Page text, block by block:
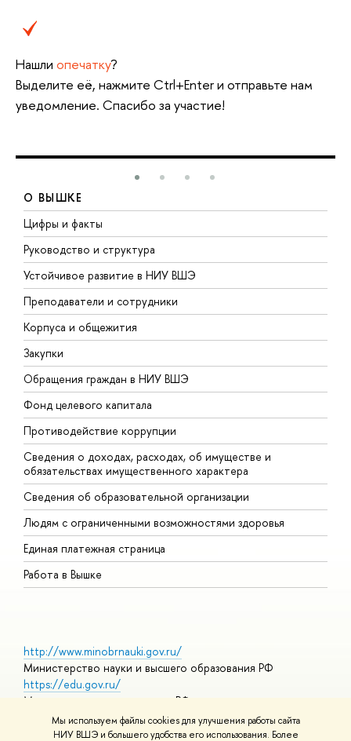
Мы используем файлы cookies для улучшения работы сайта
НИУ ВШЭ и большего удобства его использования. Более
Нашли опечатку?
Выделите её, нажмите Ctrl+Enter и отправьте нам
уведомление. Спасибо за участие!
О ВЫШКЕ
Цифры и факты
Руководство и структура
Устойчивое развитие в НИУ ВШЭ
Преподаватели и сотрудники
Корпуса и общежития
Закупки
Обращения граждан в НИУ ВШЭ
Фонд целевого капитала
Противодействие коррупции
Сведения о доходах, расходах, об имуществе и
обязательствах имущественного характера
Сведения об образовательной организации
Людям с ограниченными возможностями здоровья
Единая платежная страница
Работа в Вышке
http://www.minobrnauki.gov.ru/
Министерство науки и высшего образования РФ
https://edu.gov.ru/
Министерство просвещения РФ
https://elearning.hse.ru/mooc
Массовые открытые онлайн-курсы